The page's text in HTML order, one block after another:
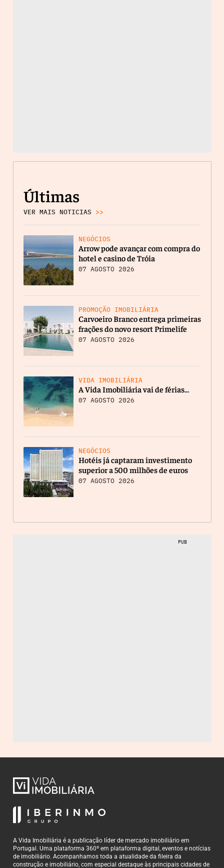
Últimas
VER MAIS NOTICIAS >>
NEGÓCIOS
Arrow pode avançar com compra do
hotel e casino de Tróia
07 AGOSTO 2026
PROMOÇÃO IMOBILIÁRIA
Carvoeiro Branco entrega primeiras
frações do novo resort Primelife
07 AGOSTO 2026
VIDA IMOBILIÁRIA
A Vida Imobiliária vai de férias…
07 AGOSTO 2026
NEGÓCIOS
Hotéis já captaram investimento
superior a 500 milhões de euros
07 AGOSTO 2026
PUB
A Vida Imobiliária é a publicação líder de mercado imobiliário em
Portugal. Uma plataforma 360º em plataforma digital, eventos e notícias
de imobiliário. Acompanhamos toda a atualidade da fileira da
construção e imobiliário, com especial destaque às principais cidades de